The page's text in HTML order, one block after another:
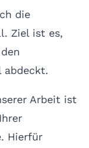
die
Ziel ist es,
abdeckt.
Arbeit ist
Hierfür